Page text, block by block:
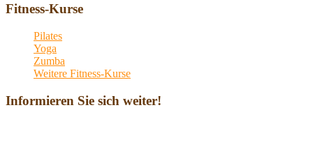
Fitness-Kurse
Pilates
Yoga
Zumba
Weitere Fitness-Kurse
Informieren Sie sich weiter!